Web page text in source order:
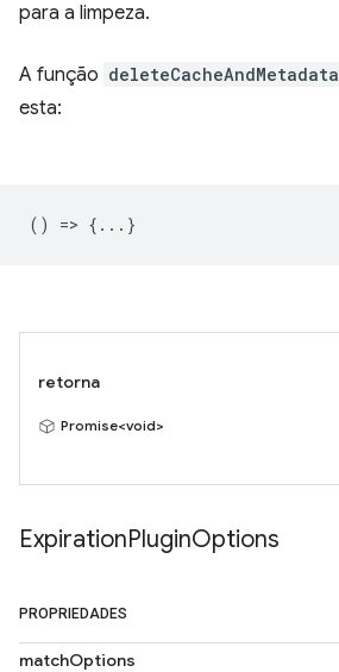
para a limpeza.
A função deleteCacheAndMetadata
esta:
() => {...}
retorna
Promise<void>
ExpirationPluginOptions
PROPRIEDADES
matchOptions